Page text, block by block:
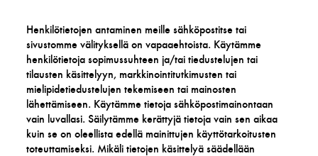
Henkilötietojen antaminen meille sähköpostitse tai
sivustomme välityksellä on vapaaehtoista. Käytämme
henkilötietoja sopimussuhteen ja/tai tiedustelujen tai
tilausten käsittelyyn, markkinointitutkimusten tai
mielipidetiedustelujen tekemiseen tai mainosten
lähettämiseen. Käytämme tietoja sähköpostimainontaan
vain luvallasi. Säilytämme kerättyjä tietoja vain sen aikaa
kuin se on oleellista edellä mainittujen käyttötarkoitusten
toteuttamiseksi. Mikäli tietojen käsittelyä säädellään